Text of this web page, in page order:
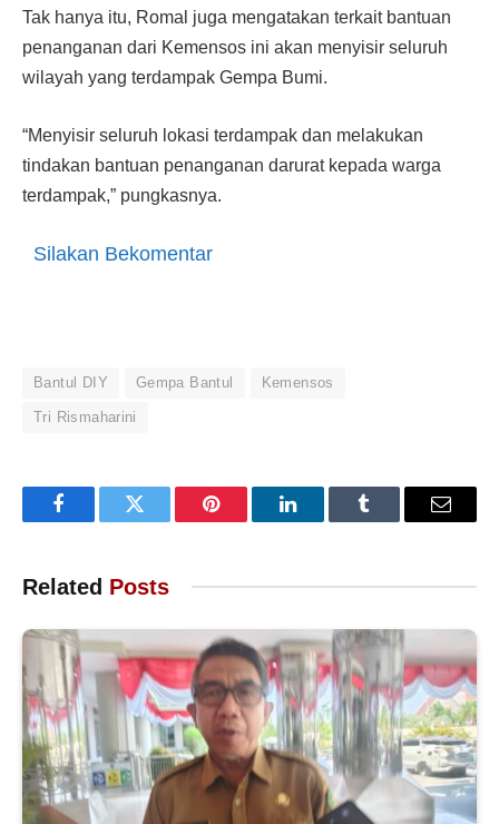
Tak hanya itu, Romal juga mengatakan terkait bantuan
penanganan dari Kemensos ini akan menyisir seluruh
wilayah yang terdampak Gempa Bumi.
“Menyisir seluruh lokasi terdampak dan melakukan
tindakan bantuan penanganan darurat kepada warga
terdampak,” pungkasnya.
Silakan Bekomentar
Bantul DIY Gempa Bantul Kemensos
Tri Rismaharini
FacebookTwitter Pinterest LinkedInTumblr Email
Related Posts